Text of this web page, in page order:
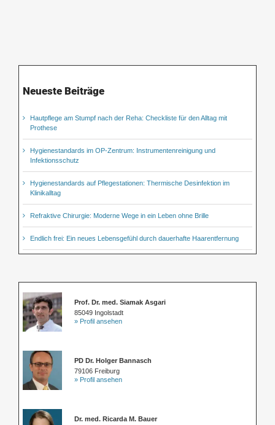
Neueste Beiträge
Hautpflege am Stumpf nach der Reha: Checkliste für den Alltag mit
Prothese
Hygienestandards im OP-Zentrum: Instrumentenreinigung und
Infektionsschutz
Hygienestandards auf Pflegestationen: Thermische Desinfektion im
Klinikalltag
Refraktive Chirurgie: Moderne Wege in ein Leben ohne Brille
Endlich frei: Ein neues Lebensgefühl durch dauerhafte Haarentfernung
Prof. Dr. med. Siamak Asgari
85049 Ingolstadt
» Profil ansehen
PD Dr. Holger Bannasch
79106 Freiburg
» Profil ansehen
Dr. med. Ricarda M. Bauer